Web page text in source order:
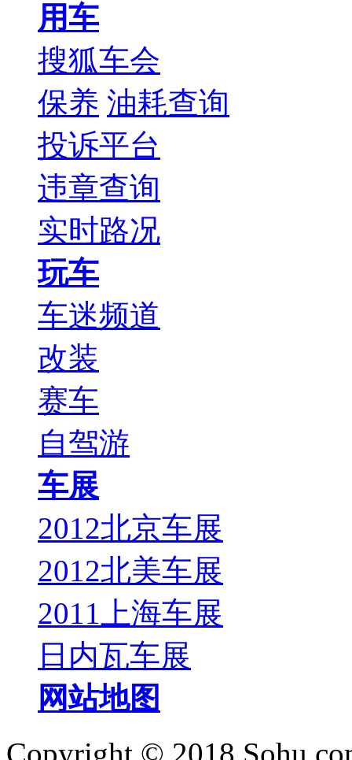
用车
搜狐车会
保养 油耗查询
投诉平台
违章查询
实时路况
玩车
车迷频道
改装
赛车
自驾游
车展
2012北京车展
2012北美车展
2011上海车展
日内瓦车展
网站地图